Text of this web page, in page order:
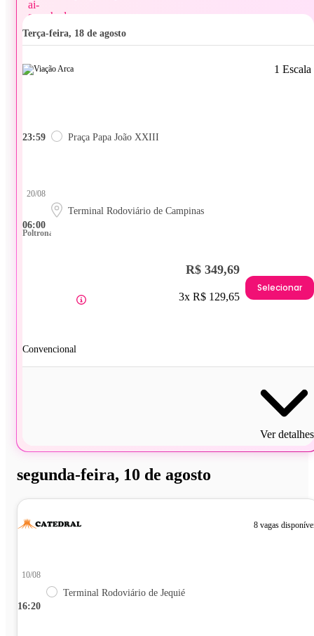
terça-feira, 18 de agosto
1 Escala
23:59 Praça Papa João XXIII
06:00
20/08
Terminal Rodoviário de Campinas
Poltrona
Convencional
R$ 349,69
3x R$ 129,65
Selecionar
Ver detalhes
segunda-feira, 10 de agosto
8 vagas
16:20
10/08
Terminal Rodoviário de Jequié